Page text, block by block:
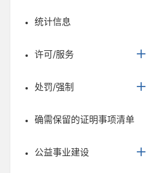
统计信息
许可/服务
处罚/强制
确需保留的证明事项清单
公益事业建设